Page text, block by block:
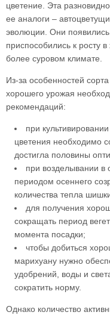
цветение. Эта
ее аналоги –
эволюции. Они появились
приспособились к росту
более суровом климате.
Из-за особенностей
хорошего урожая
рекомендаций:
при
цветения необходимо
достигла половины
при возделывании в
периодом осеннего
количества тепла
для получения
сокращать период
момента посадки;
чтобы добиться
марихуану нужно
удобрений, воды и
сократить норму.
Однако количество